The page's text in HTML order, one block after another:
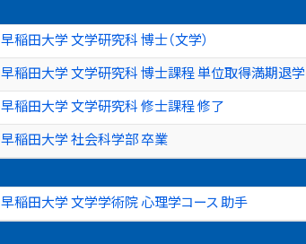
早稲田大学 文学研究科 博士（文学）
早稲田大学 文学研究科 博士課程 単位取得満期退学
早稲田大学 文学研究科 修士課程 修了
早稲田大学 社会科学部 卒業
早稲田大学 文学学術院 心理学コース 助手